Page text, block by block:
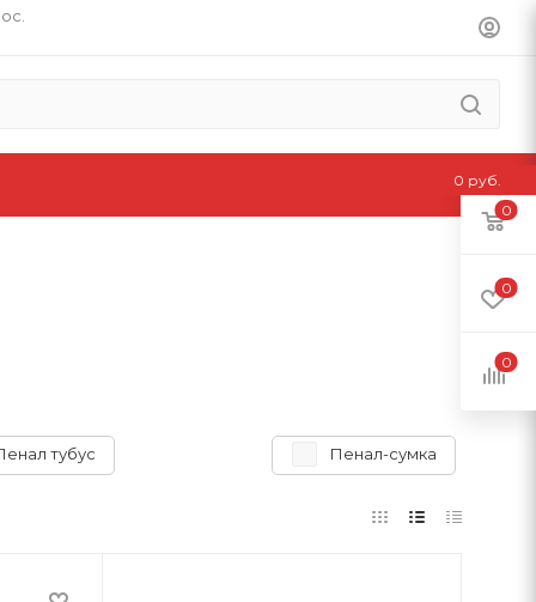
тубус Пенал-сумка
0
0
0
0 руб.